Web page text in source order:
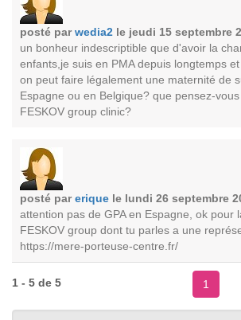
posté parwedia2 le jeudi 15 septembre
un bonheur indescriptible que d'avoir la
enfants,je suis en PMA depuis longtemps
on peut faire légalement une maternité de
Espagne ou en Belgique? que pensez-
FESKOV group clinic?
posté parerique le lundi 26 septembre
attention pas de GPA en Espagne, ok pour
FESKOV group dont tu parles a une
https://mere-porteuse-centre.fr/
1 - 5 de 5 1